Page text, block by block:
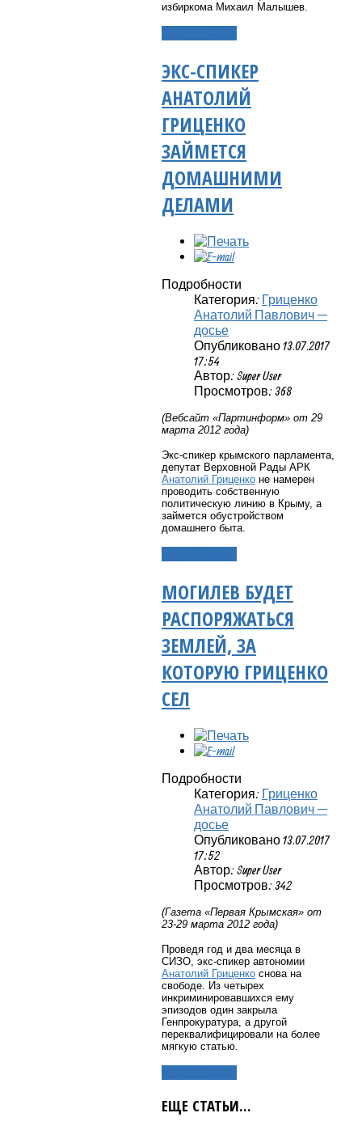
избиркома Михаил Малышев.
ЭКС-СПИКЕР
АНАТОЛИЙ
ГРИЦЕНКО
ЗАЙМЕТСЯ
ДОМАШНИМИ
ДЕЛАМИ
Подробности
Категория: Гриценко
Анатолий Павлович —
досье
Опубликовано 13.07.2017
17:54
Автор: Super User
Просмотров: 368
(Вебсайт «Партинформ» от 29
марта 2012 года)
Экс-спикер крымского парламента,
депутат Верховной Рады АРК
Анатолий Гриценко не намерен
проводить собственную
политическую линию в Крыму, а
займется обустройством
домашнего быта.
МОГИЛЕВ БУДЕТ
РАСПОРЯЖАТЬСЯ
ЗЕМЛЕЙ, ЗА
КОТОРУЮ ГРИЦЕНКО
СЕЛ
Подробности
Категория: Гриценко
Анатолий Павлович —
досье
Опубликовано 13.07.2017
17:52
Автор: Super User
Просмотров: 342
(Газета «Первая Крымская» от
23-29 марта 2012 года)
Проведя год и два месяца в
СИЗО, экс-спикер автономии
Анатолий Гриценко снова на
свободе. Из четырех
инкриминировавшихся ему
эпизодов один закрыла
Генпрокуратура, а другой
переквалифицировали на более
мягкую статью.
ЕЩЕ СТАТЬИ...